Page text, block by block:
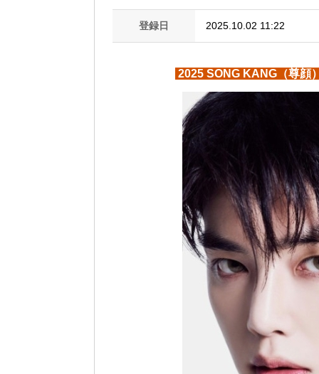
登録日 2025.10.02 11:22
2025 SONG KANG（尊顔